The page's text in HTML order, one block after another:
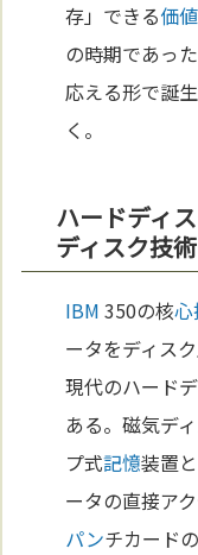
存」できる価値
の時期であっ
応える形で誕
く。
ハードディ
ディスク技術
IBM 350の核心
ータをディス
現代のハード
ある。磁気デ
プ式記憶装置
ータの直接ア
パンチカード